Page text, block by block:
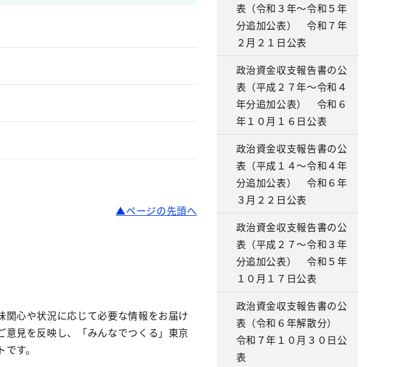
ページの先頭へ
関心や状況に応じて必要な情報をお届け
意見を反映し、「みんなでつくる」東京
す。
表（令和３年～令和５年
分追加公表） 令和７年
２月２１日公表
政治資金収支報告書の公
表（平成２７年～令和４
年分追加公表） 令和６
年１０月１６日公表
政治資金収支報告書の公
表（平成１４～令和４年
分追加公表） 令和６年
３月２２日公表
政治資金収支報告書の公
表（平成２７～令和３年
分追加公表） 令和５年
１０月１７日公表
政治資金収支報告書の公
表（令和６年解散分）
令和７年１０月３０日公
表